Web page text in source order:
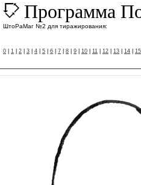
Программа
ШтоРаМаг №2 для тиражирования:
0 1 2 3 4 5 6 7 8 9 10 11 12 13 14 15